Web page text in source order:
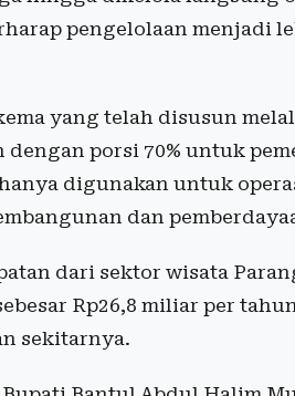
pengelolaan menjadi
yang telah disusun
dengan porsi 70% untuk
digunakan untuk
dan
dari sektor wisata
Rp26,8 miliar per
sekitarnya.